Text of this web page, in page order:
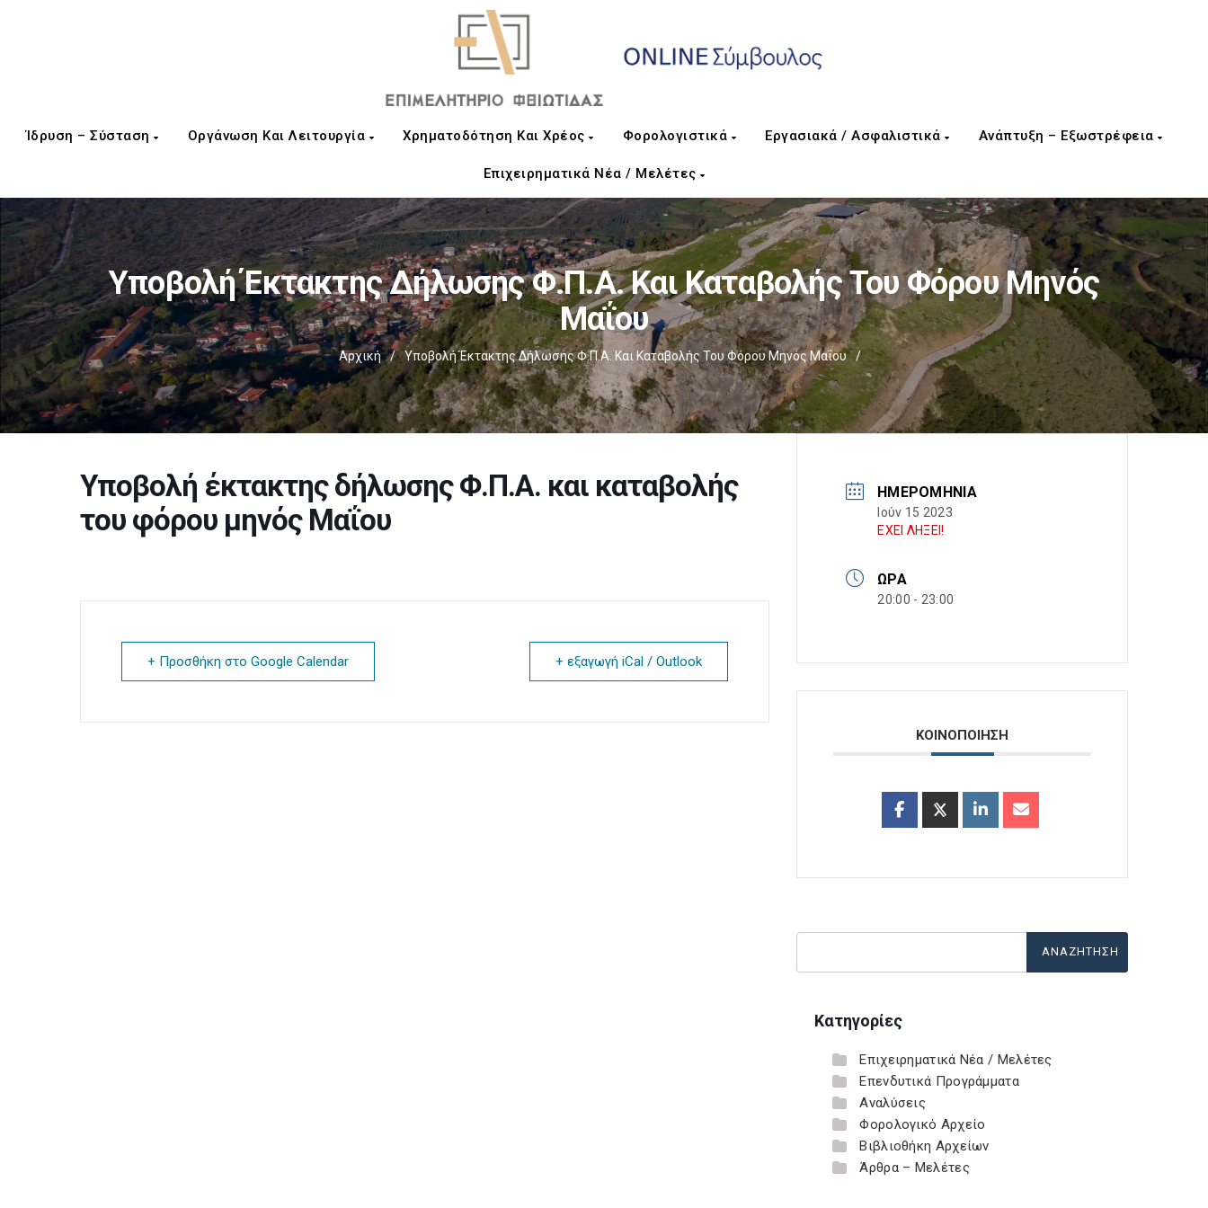
Ίδρυση – Σύσταση Οργάνωση Και Λειτουργία Χρηματοδότηση Και Χρέος Φορολογιστικά Εργασιακά / Ασφαλιστικά Ανάπτυξη – Εξωστρέφεια
Επιχειρηματικά Νέα / Μελέτες
Υποβολή Έκτακτης Δήλωσης Φ.Π.Α. Και Καταβολής Του Φόρου Μηνός
Μαΐου
Αρχική / Υποβολή Έκτακτης Δήλωσης Φ.Π.Α. Και Καταβολής Του Φόρου Μηνός Μαΐου /
Υποβολή έκτακτης δήλωσης Φ.Π.Α. και καταβολής
του φόρου μηνός Μαΐου
+ Προσθήκη στο Google Calendar + εξαγωγή iCal / Outlook
ΗΜΕΡΟΜΗΝΊΑ
Ιούν 15 2023
ΕΧΕΙ ΛΗΞΕΙ!
ΏΡΑ
20:00 - 23:00
ΚΟΙΝΟΠΟΙΗΣΗ
Κατηγορίες
Επιχειρηματικά Νέα / Μελέτες
Επενδυτικά Προγράμματα
Αναλύσεις
Φορολογικό Αρχείο
Βιβλιοθήκη Αρχείων
Άρθρα – Μελέτες